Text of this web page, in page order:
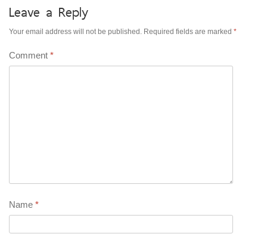
Leave a Reply
Your email address will not be published. Required fields are marked *
Comment *
Name *